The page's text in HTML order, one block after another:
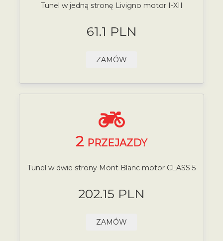
Tunel w jedną stronę Livigno motor I-XII
61.1 PLN
ZAMÓW
2 PRZEJAZDY
Tunel w dwie strony Mont Blanc motor CLASS 5
202.15 PLN
ZAMÓW